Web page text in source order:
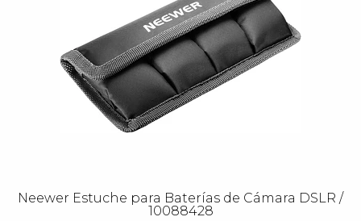
Neewer Estuche para Baterías de Cámara DSLR /
10088428